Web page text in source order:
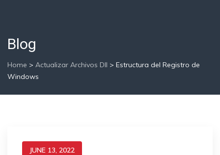
Blog
Home > Actualizar Archivos Dll > Estructura del Registro de
Windows
JUNE 13, 2022